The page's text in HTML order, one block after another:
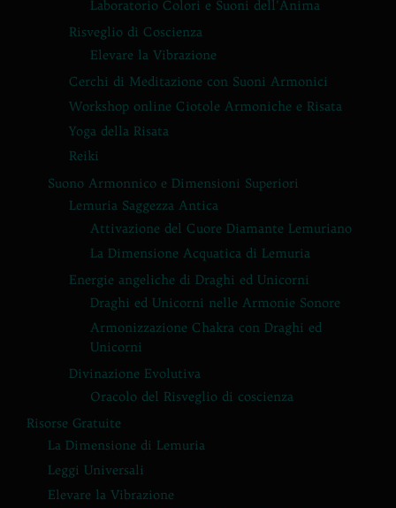
Laboratorio Colori e Suoni dell’Anima
Risveglio di Coscienza
Elevare la Vibrazione
Cerchi di Meditazione con Suoni Armonici
Workshop online Ciotole Armoniche e Risata
Yoga della Risata
Reiki
Suono Armonnico e Dimensioni Superiori
Lemuria Saggezza Antica
Attivazione del Cuore Diamante Lemuriano
La Dimensione Acquatica di Lemuria
Energie angeliche di Draghi ed Unicorni
Draghi ed Unicorni nelle Armonie Sonore
Armonizzazione Chakra con Draghi ed
Unicorni
Divinazione Evolutiva
Oracolo del Risveglio di coscienza
Risorse Gratuite
La Dimensione di Lemuria
Leggi Universali
Elevare la Vibrazione